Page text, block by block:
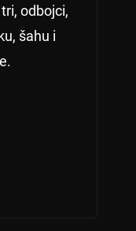
odbojci,
šahu i